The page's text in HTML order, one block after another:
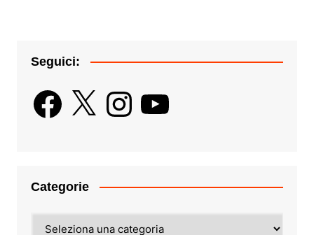
Seguici:
Facebook
X InstagramYouTube
Categorie